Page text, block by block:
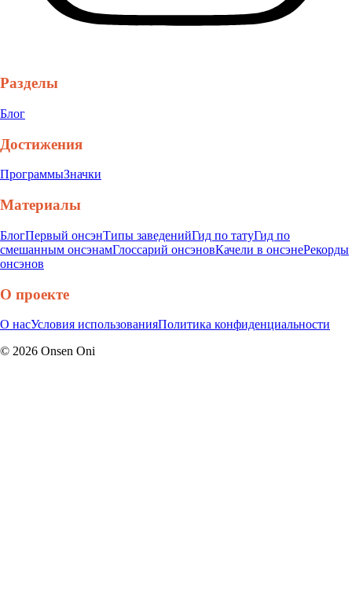
Разделы
Блог
Достижения
ПрограммыЗначки
Материалы
БлогПервый онсэнТипы заведенийГид по татуГид по
смешанным онсэнамГлоссарий онсэновКачели в онсэнеРекорды
онсэнов
О проекте
О насУсловия использованияПолитика конфиденциальности
© 2026 Onsen Oni